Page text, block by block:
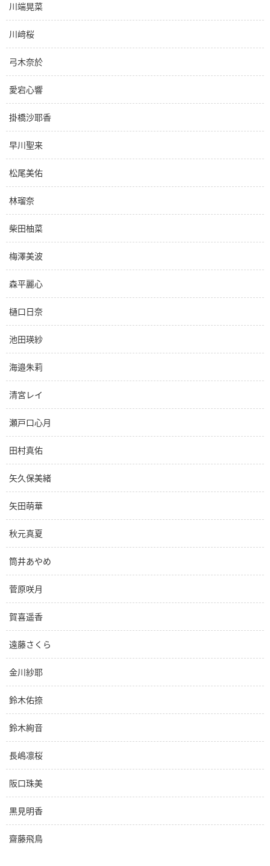
川端晃菜
川﨑桜
弓木奈於
愛宕心響
掛橋沙耶香
早川聖来
松尾美佑
林瑠奈
柴田柚菜
梅澤美波
森平麗心
樋口日奈
池田瑛紗
海邉朱莉
清宮レイ
瀬戸口心月
田村真佑
矢久保美緒
矢田萌華
秋元真夏
筒井あやめ
菅原咲月
賀喜遥香
遠藤さくら
金川紗耶
鈴木佑捺
鈴木絢音
長嶋凛桜
阪口珠美
黒見明香
齋藤飛鳥